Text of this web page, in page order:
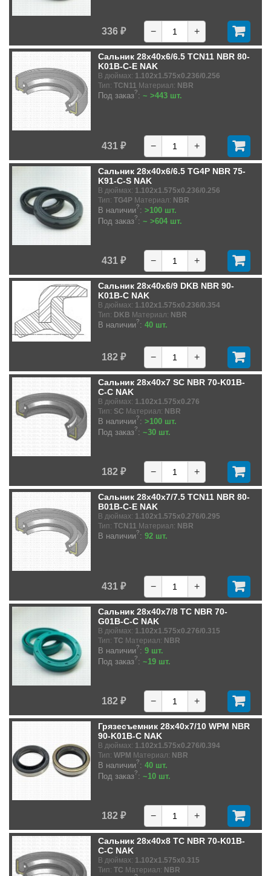
336 ₽ − +
Сальник 28x40x6/6.5 TCN11 NBR 80-
K01B-C-E NAK
В дюймах: 1.102x1.575x0.236/0.256
Тип: TCN11 Материал: NBR
Под заказ?: ~ >443 шт.
431 ₽ − +
Сальник 28x40x6/6.5 TG4P NBR 75-
K91-C-S NAK
В дюймах: 1.102x1.575x0.236/0.256
Тип: TG4P Материал: NBR
В наличии?: >100 шт.
Под заказ?: ~ >604 шт.
431 ₽ − +
Сальник 28x40x6/9 DKB NBR 90-
K01B-C NAK
В дюймах: 1.102x1.575x0.236/0.354
Тип: DKB Материал: NBR
В наличии?: 40 шт.
182 ₽ − +
Сальник 28x40x7 SC NBR 70-K01B-
C-C NAK
В дюймах: 1.102x1.575x0.276
Тип: SC Материал: NBR
В наличии?: >100 шт.
Под заказ?: ~30 шт.
182 ₽ − +
Сальник 28x40x7/7.5 TCN11 NBR 80-
B01B-C-E NAK
В дюймах: 1.102x1.575x0.276/0.295
Тип: TCN11 Материал: NBR
В наличии?: 92 шт.
431 ₽ − +
Сальник 28x40x7/8 TC NBR 70-
G01B-C-C NAK
В дюймах: 1.102x1.575x0.276/0.315
Тип: TC Материал: NBR
В наличии?: 9 шт.
Под заказ?: ~19 шт.
182 ₽ − +
Грязесъемник 28x40x7/10 WPM NBR
90-K01B-C NAK
В дюймах: 1.102x1.575x0.276/0.394
Тип: WPM Материал: NBR
В наличии?: 40 шт.
Под заказ?: ~10 шт.
182 ₽ − +
Сальник 28x40x8 TC NBR 70-K01B-
C-C NAK
В дюймах: 1.102x1.575x0.315
Тип: TC Материал: NBR